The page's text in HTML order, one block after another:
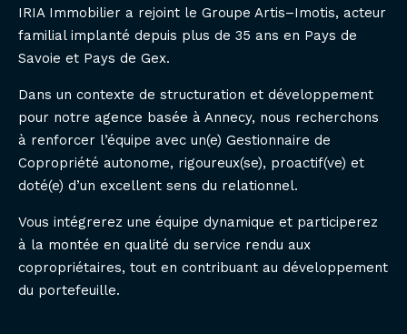
IRIA Immobilier a rejoint le Groupe Artis–Imotis, acteur
familial implanté depuis plus de 35 ans en Pays de
Savoie et Pays de Gex.
Dans un contexte de structuration et développement
pour notre agence basée à Annecy, nous recherchons
à renforcer l’équipe avec un(e) Gestionnaire de
Copropriété autonome, rigoureux(se), proactif(ve) et
doté(e) d’un excellent sens du relationnel.
Vous intégrerez une équipe dynamique et participerez
à la montée en qualité du service rendu aux
copropriétaires, tout en contribuant au développement
du portefeuille.